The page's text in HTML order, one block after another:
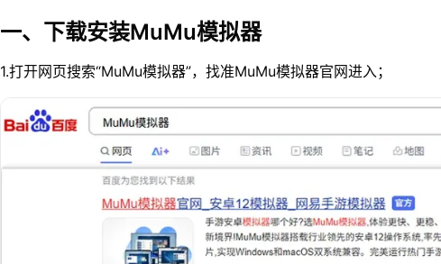
一、下载安装MuMu模拟器
1.打开网页搜索“MuMu模拟器”，找准MuMu模拟器官网进入；